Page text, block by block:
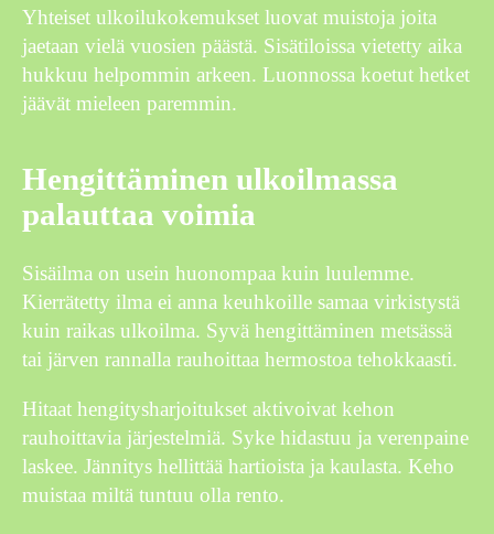
Yhteiset ulkoilukokemukset luovat muistoja joita
jaetaan vielä vuosien päästä. Sisätiloissa vietetty aika
hukkuu helpommin arkeen. Luonnossa koetut hetket
jäävät mieleen paremmin.
Hengittäminen ulkoilmassa
palauttaa voimia
Sisäilma on usein huonompaa kuin luulemme.
Kierrätetty ilma ei anna keuhkoille samaa virkistystä
kuin raikas ulkoilma. Syvä hengittäminen metsässä
tai järven rannalla rauhoittaa hermostoa tehokkaasti.
Hitaat hengitysharjoitukset aktivoivat kehon
rauhoittavia järjestelmiä. Syke hidastuu ja verenpaine
laskee. Jännitys hellittää hartioista ja kaulasta. Keho
muistaa miltä tuntuu olla rento.